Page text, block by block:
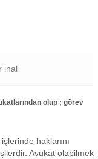
inal
olup ; görev
haklarını
Avukat olabilmek